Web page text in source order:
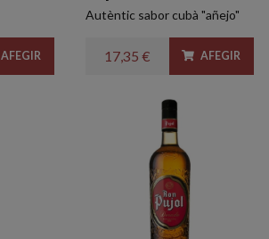
AFEGIR
Autèntic sabor cubà "añejo"
17,35 € AFEGIR